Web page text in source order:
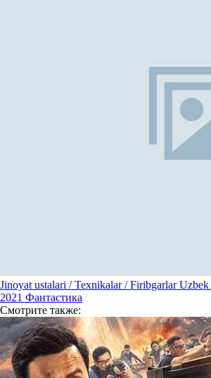
Jinoyat ustalari / Texnikalar / Firibgarlar
2021 Фантастика
Смотрите также: